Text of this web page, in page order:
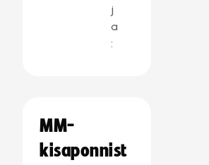
j
a
:
MM-
kisaponnist